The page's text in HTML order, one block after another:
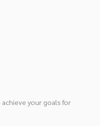
your goals for